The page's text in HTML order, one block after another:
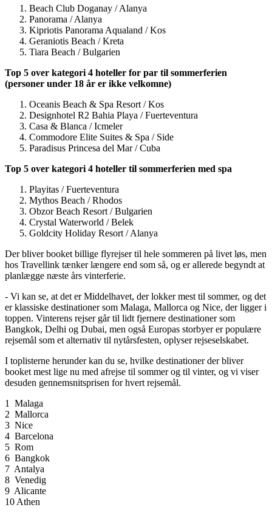
Beach Club Doganay / Alanya
Panorama / Alanya
Kipriotis Panorama Aqualand / Kos
Geraniotis Beach / Kreta
Tiara Beach / Bulgarien
Top 5 over kategori 4 hoteller for par til sommerferien
(personer under 18 år er ikke velkomne)
Oceanis Beach & Spa Resort / Kos
Designhotel R2 Bahia Playa / Fuerteventura
Casa & Blanca / Icmeler
Commodore Elite Suites & Spa / Side
Paradisus Princesa del Mar / Cuba
Top 5 over kategori 4 hoteller til sommerferien med spa
Playitas / Fuerteventura
Mythos Beach / Rhodos
Obzor Beach Resort / Bulgarien
Crystal Waterworld / Belek
Goldcity Holiday Resort / Alanya
Der bliver booket billige flyrejser til hele sommeren på livet løs, men
hos Travellink tænker længere end som så, og er allerede begyndt at
planlægge næste års vinterferie.
- Vi kan se, at det er Middelhavet, der lokker mest til sommer, og det
er klassiske destinationer som Malaga, Mallorca og Nice, der ligger i
toppen. Vinterens rejser går til lidt fjernere destinationer som
Bangkok, Delhi og Dubai, men også Europas storbyer er populære
rejsemål som et alternativ til nytårsfesten, oplyser rejseselskabet.
I toplisterne herunder kan du se, hvilke destinationer der bliver
booket mest lige nu med afrejse til sommer og til vinter, og vi viser
desuden gennemsnitsprisen for hvert rejsemål.
1 Malaga
2 Mallorca
3 Nice
4 Barcelona
5 Rom
6 Bangkok
7 Antalya
8 Venedig
9 Alicante
10 Athen